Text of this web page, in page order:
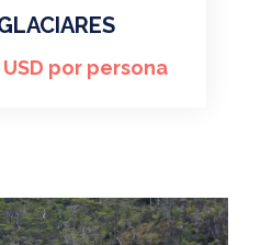
por persona